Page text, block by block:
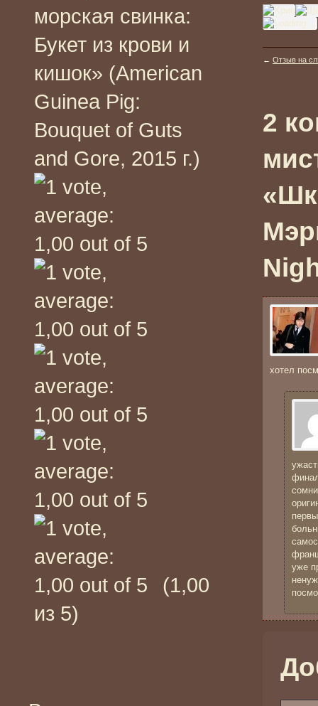
морская свинка:
Букет из крови и
кишок» (American
Guinea Pig:
Bouquet of Guts
and Gore, 2015 г.)
(1,00
из 5)
← Отзыв на
2
хотел
уже